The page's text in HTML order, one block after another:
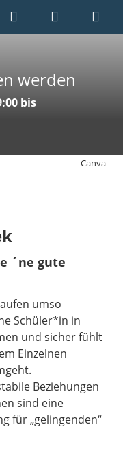
werden
bis
Canva
´ne gute
umso
Schüler*in in
und sicher fühlt
Einzelnen
Beziehungen
sind eine
für „gelingenden“